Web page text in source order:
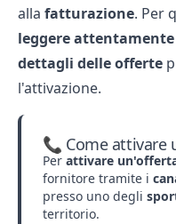
alla fatturazione. Per
leggere
dettagli delle offerte
l'attivazione.
📞 Come attivare
Per attivare
fornitore tramite i
presso uno degli
territorio.